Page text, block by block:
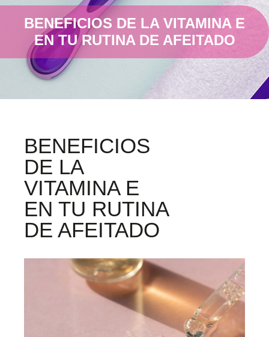
BENEFICIOS DE LA VITAMINA E
EN TU RUTINA DE AFEITADO
BENEFICIOS
DE LA
VITAMINA E
EN TU RUTINA
DE AFEITADO